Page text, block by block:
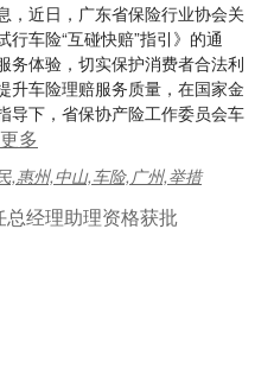
，近日，广东省保险行业协会关
车险“互碰快赔”指引》的通
务体验，切实保护消费者合法利
升车险理赔服务质量，在国家金
导下，省保协产险工作委员会车
多
,惠州,中山,车险,广州,举措